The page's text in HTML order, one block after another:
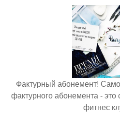
Фактурный абонемент!
фактурного абонемента - это
фитнес